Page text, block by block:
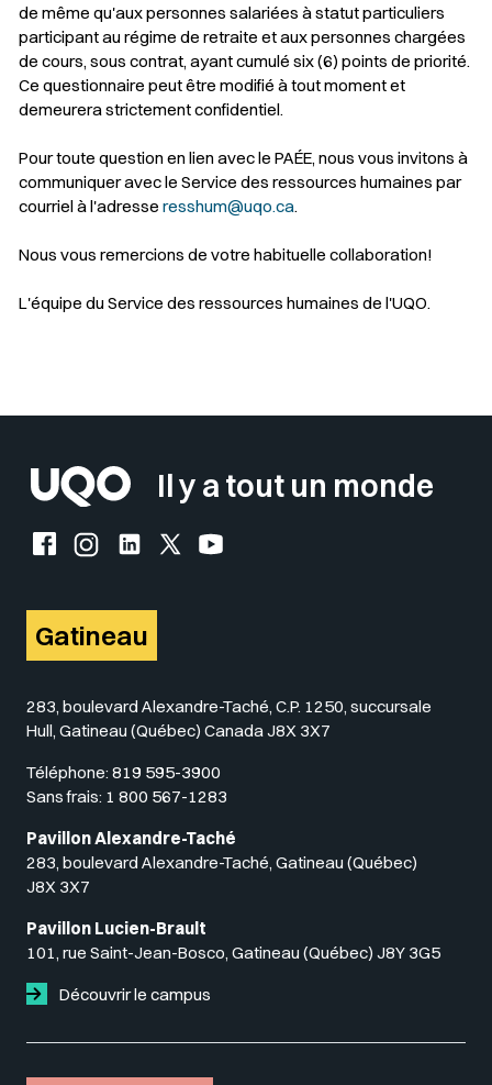
de même qu'aux personnes salariées à statut particuliers
participant au régime de retraite et aux personnes chargées
de cours, sous contrat, ayant cumulé six (6) points de priorité.
Ce questionnaire peut être modifié à tout moment et
demeurera strictement confidentiel.
Pour toute question en lien avec le PAÉE, nous vous invitons à
communiquer avec le Service des ressources humaines par
courriel à l'adresse resshum@uqo.ca.
Nous vous remercions de votre habituelle collaboration!
L'équipe du Service des ressources humaines de l'UQO.
Il y a tout un monde
Facebook de l'UQO
Instagram de l'UQO
LinkedIn de l'UQO
X (Twitter) de l'UQO
YouTube de l'UQO
Gatineau
283, boulevard Alexandre-Taché, C.P. 1250, succursale
Hull, Gatineau (Québec) Canada J8X 3X7
Téléphone: 819 595-3900
Sans frais: 1 800 567-1283
Pavillon Alexandre-Taché
283, boulevard Alexandre-Taché, Gatineau (Québec)
J8X 3X7
Pavillon Lucien-Brault
101, rue Saint-Jean-Bosco, Gatineau (Québec) J8Y 3G5
Découvrir le campus